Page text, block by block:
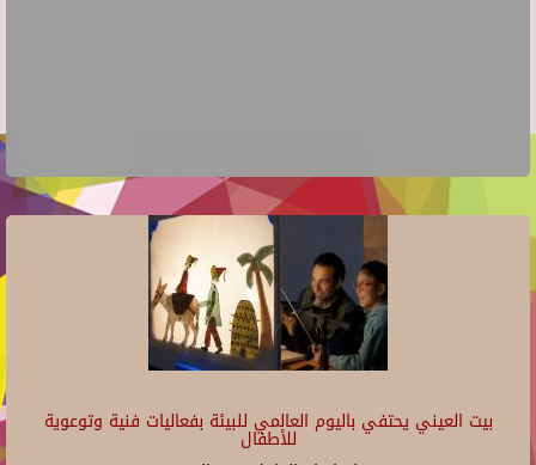
بيت العيني يحتفي باليوم العالمي للبيئة بفعاليات فنية وتوعوية
للأطفال